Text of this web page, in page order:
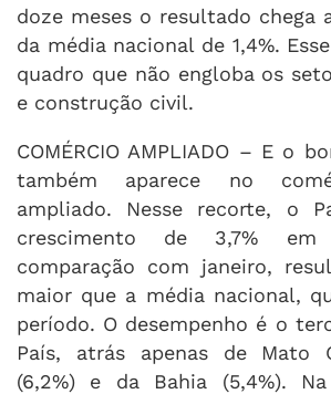
doze meses o resultado chega
da média nacional de 1,4%.
quadro que não engloba os
e construção civil.
COMÉRCIO AMPLIADO – E o
também aparece no
ampliado. Nesse recorte, o
crescimento de 3,7%
comparação com janeiro,
maior que a média nacional,
período. O desempenho é o
País, atrás apenas de Mato
(6,2%) e da Bahia (5,4%).